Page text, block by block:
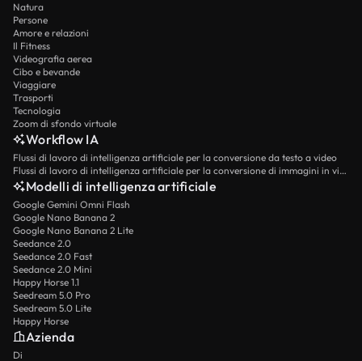
Natura
Persone
Amore e relazioni
Il Fitness
Videografia aerea
Cibo e bevande
Viaggiare
Trasporti
Tecnologia
Zoom di sfondo virtuale
Workflow IA
Flussi di lavoro di intelligenza artificiale per la conversione da testo a video
Flussi di lavoro di intelligenza artificiale per la conversione di immagini in video
Modelli di intelligenza artificiale
Google Gemini Omni Flash
Google Nano Banana 2
Google Nano Banana 2 Lite
Seedance 2.0
Seedance 2.0 Fast
Seedance 2.0 Mini
Happy Horse 1.1
Seedream 5.0 Pro
Seedream 5.0 Lite
Happy Horse
Azienda
Di